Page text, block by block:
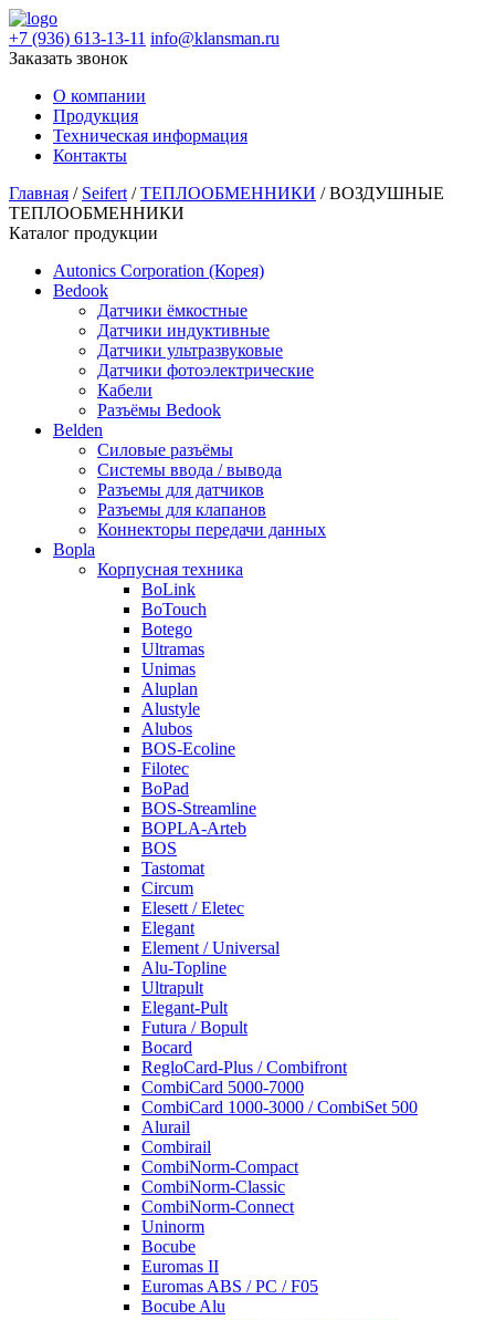
+7 (936) 613-13-11 info@klansman.ru
Заказать звонок
О компании
Продукция
Техническая информация
Контакты
Главная / Seifert /ТЕПЛООБМЕННИКИ / ВОЗДУШНЫЕ
ТЕПЛООБМЕННИКИ
Каталог продукции
Autonics Corporation (Корея)
Bedook
Датчики ёмкостные
Датчики индуктивные
Датчики ультразвуковые
Датчики фотоэлектрические
Кабели
Разъёмы Bedook
Belden
Силовые разъёмы
Системы ввода / вывода
Разъемы для датчиков
Разъемы для клапанов
Коннекторы передачи данных
Bopla
Корпусная техника
BoLink
BoTouch
Botego
Ultramas
Unimas
Aluplan
Alustyle
Alubos
BOS-Ecoline
Filotec
BoPad
BOS-Streamline
BOPLA-Arteb
BOS
Tastomat
Circum
Elesett / Eletec
Elegant
Element / Universal
Alu-Topline
Ultrapult
Elegant-Pult
Futura / Bopult
Bocard
RegloCard-Plus / Combifront
CombiCard 5000-7000
CombiCard 1000-3000 / CombiSet 500
Alurail
Combirail
CombiNorm-Compact
CombiNorm-Classic
CombiNorm-Connect
Uninorm
Bocube
Euromas II
Euromas ABS / PC / F05
Bocube Alu